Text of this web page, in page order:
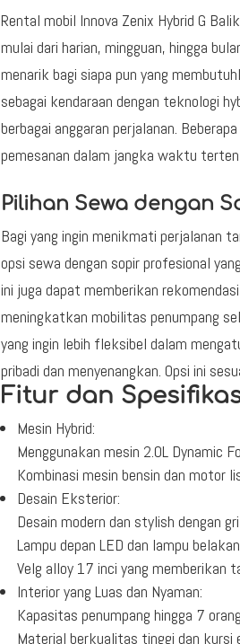
Rental mobil Innova Zenix Hybrid G
mulai dari harian, mingguan, hingga
menarik bagi siapa pun yang
sebagai kendaraan dengan teknologi
berbagai anggaran perjalanan.
pemesanan dalam jangka waktu
Pilihan Sewa dengan
Bagi yang ingin menikmati perjalanan
opsi sewa dengan sopir profesional
ini juga dapat memberikan
meningkatkan mobilitas penumpang
yang ingin lebih fleksibel dalam
pribadi dan menyenangkan. Opsi ini
Fitur dan
Mesin Hybrid:
Menggunakan mesin 2.0L Dynamic
Kombinasi mesin bensin dan motor
Desain Eksterior:
Desain modern dan stylish dengan
Lampu depan LED dan lampu
Velg alloy 17 inci yang memberikan
Interior yang Luas dan Nyaman:
Kapasitas penumpang hingga 7
Material berkualitas tinggi dan kursi